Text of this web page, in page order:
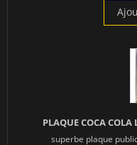
PLAQUE COCA COLA
superbe plaque